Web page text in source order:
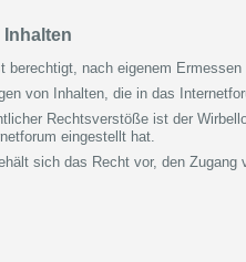
berechtigt, nach eigenem
von Inhalten, die in das
Rechtsverstöße ist der
eingestellt hat.
sich das Recht vor, den